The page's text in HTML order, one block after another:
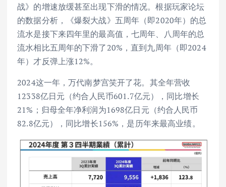
战》的增速放缓甚至出现下滑的情况。根据玩家论坛
的数据分析，《爆裂大战》五周年（即2020年）的总
流水是接下来四年里的最高值，七周年、八周年的总
流水相比五周年的下滑了20%，直到九周年（即2024
年）才反弹上涨12%。
2024这一年，万代南梦宫笑开了花。其全年营收
12338亿日元（约合人民币601.7亿元），同比增长
21%；归母全年净利润为1698亿日元（约合人民币
82.8亿元），同比增长156%，是历年来最高业绩。